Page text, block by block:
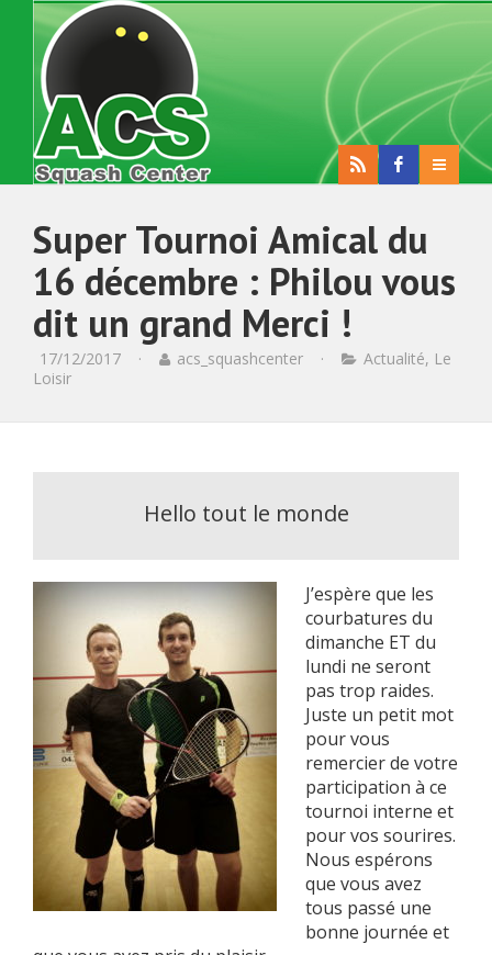
Super Tournoi Amical du
16 décembre : Philou vous
dit un grand Merci !
17/12/2017 · acs_squashcenter · Actualité, Le
Loisir
Hello tout le monde
J’espère que les
courbatures du
dimanche ET du
lundi ne seront
pas trop raides.
Juste un petit mot
pour vous
remercier de votre
participation à ce
tournoi interne et
pour vos sourires.
Nous espérons
que vous avez
tous passé une
bonne journée et